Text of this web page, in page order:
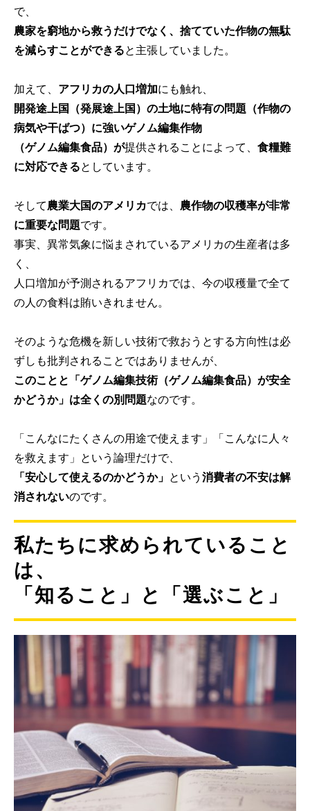
で、
農家を窮地から救うだけでなく、捨てていた作物の無駄
を減らすことができると主張していました。
加えて、 アフリカの人口増加にも触れ、
開発途上国（発展途上国）の土地に特有の問題（作物の
病気や干ばつ）に強いゲノム編集作物
（ゲノム編集食品）が提供されることによって、 食糧難
に対応できるとしています。
そして農業大国のアメリカでは、 農作物の収穫率が非常
に重要な問題です。
事実、異常気象に悩まされているアメリカの生産者は多
く、
人口増加が予測されるアフリカでは、今の収穫量で全て
の人の食料は賄いきれません。
そのような危機を新しい技術で救おうとする方向性は必
ずしも批判されることではありませんが、
このことと「ゲノム編集技術（ゲノム編集食品）が安全
かどうか」は全くの別問題なのです。
「こんなにたくさんの用途で使えます」「こんなに人々
を救えます」という論理だけで、
「安心して使えるのかどうか」 という 消費者の不安は解
消されないのです。
私たちに求められていること
は、
「知ること」と「選ぶこと」